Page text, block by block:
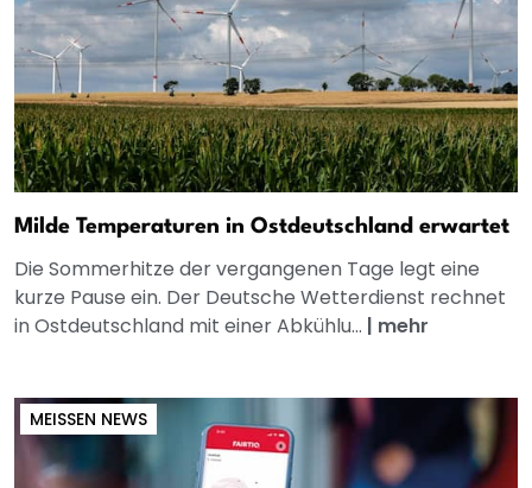
Milde Temperaturen in Ostdeutschland erwartet
Die Sommerhitze der vergangenen Tage legt eine
kurze Pause ein. Der Deutsche Wetterdienst rechnet
in Ostdeutschland mit einer Abkühlu... | mehr
MEISSEN NEWS